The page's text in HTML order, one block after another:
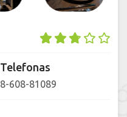
Telefonas
8-608-81089